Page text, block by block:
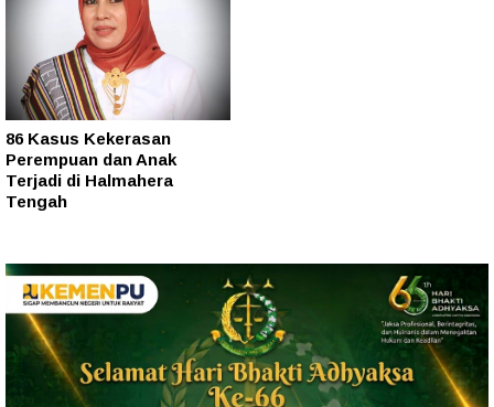
86 Kasus Kekerasan
Perempuan dan Anak
Terjadi di Halmahera
Tengah